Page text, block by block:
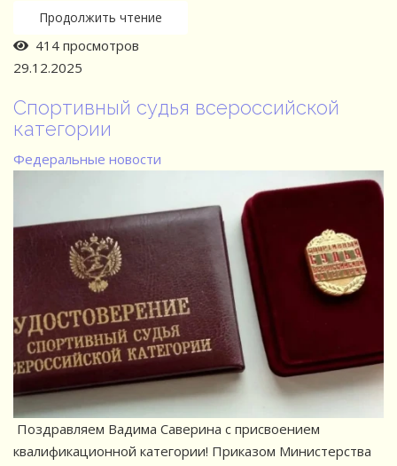
Продолжить чтение
414 просмотров
29.12.2025
Спортивный судья всероссийской
категории
Федеральные новости
Поздравляем Вадима Саверина с присвоением
квалификационной категории! Приказом Министерства